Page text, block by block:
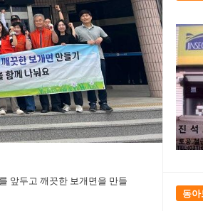
앞두고 깨끗한 보개면을 만들
동